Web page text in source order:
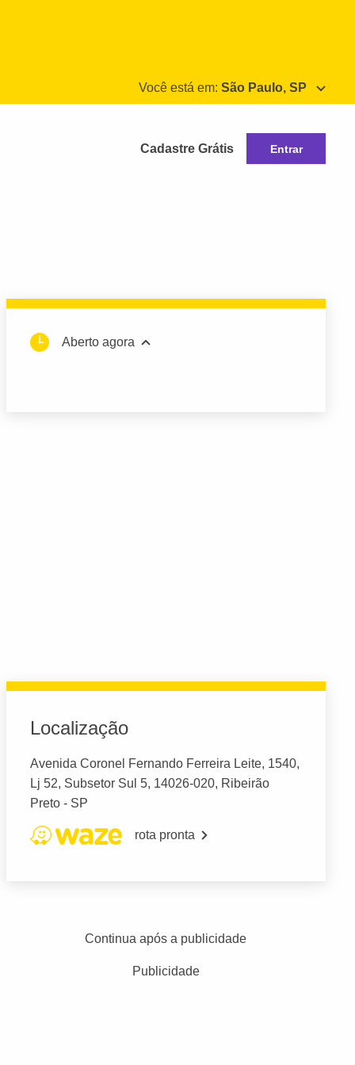
Você está em: São Paulo, SP
Cadastre Grátis Entrar
Aberto agora
Localização
Avenida Coronel Fernando Ferreira Leite, 1540,
Lj 52, Subsetor Sul 5, 14026-020, Ribeirão
Preto - SP
rota pronta
Continua após a publicidade
Publicidade